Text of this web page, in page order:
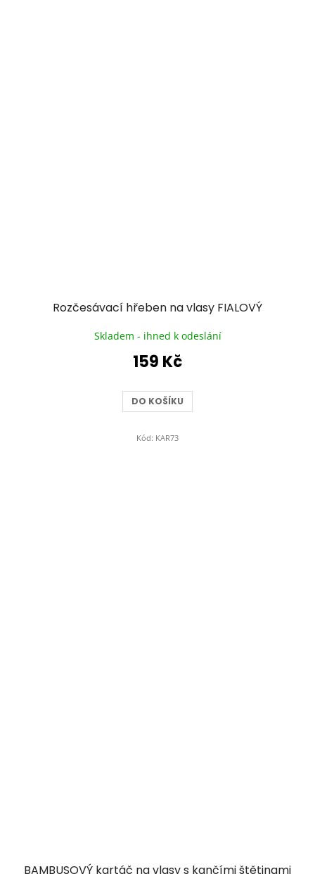
Rozčesávací hřeben na vlasy FIALOVÝ
Skladem - ihned k odeslání
159 Kč
DO KOŠÍKU
Kód: KAR73
BAMBUSOVÝ kartáč na vlasy s kančími štětinami